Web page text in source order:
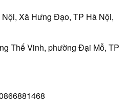
Nội, Xã Hưng Đạo, TP Hà Nội,
Thế Vinh, phường Đại Mỗ, TP